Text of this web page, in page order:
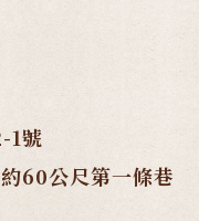
1號
60公尺第一條巷